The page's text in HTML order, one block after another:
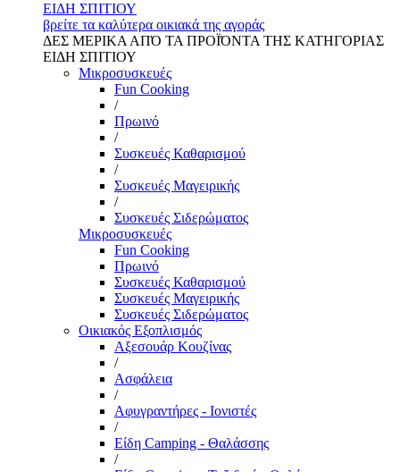
ΕΙΔΗ ΣΠΙΤΙΟΥ
βρείτε τα καλύτερα οικιακά της αγοράς
ΔΕΣ ΜΕΡΙΚΑ ΑΠΌ ΤΑ ΠΡΟΪΌΝΤΑ ΤΗΣ ΚΑΤΗΓΟΡΙΑΣ
ΕΙΔΗ ΣΠΙΤΙΟΥ
Μικροσυσκευές
Fun Cooking
/
Πρωινό
/
Συσκευές Καθαρισμού
/
Συσκευές Μαγειρικής
/
Συσκευές Σιδερώματος
Μικροσυσκευές
Fun Cooking
Πρωινό
Συσκευές Καθαρισμού
Συσκευές Μαγειρικής
Συσκευές Σιδερώματος
Οικιακός Εξοπλισμός
Αξεσουάρ Κουζίνας
/
Ασφάλεια
/
Αφυγραντήρες - Ιονιστές
/
Είδη Camping - Θαλάσσης
/